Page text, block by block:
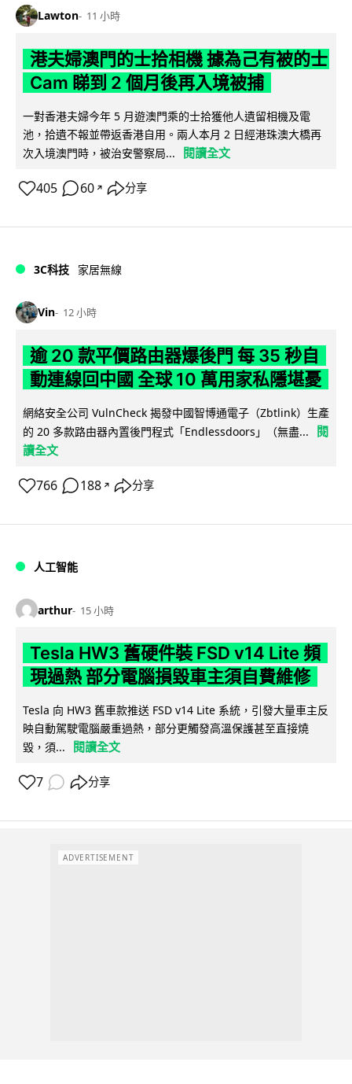
Lawton 11 小時
港夫婦澳門的士拾相機 據為己有被的士
Cam 睇到 2 個月後再入境被捕
一對香港夫婦今年 5 月遊澳門乘的士拾獲他人遺留相機及電
池，拾遺不報並帶返香港自用。兩人本月 2 日經港珠澳大橋再
次入境澳門時，被治安警察局...
閱讀全文
405 60 ↗ 分享
3C科技 家居無線
Vin 12 小時
逾 20 款平價路由器爆後門 每 35 秒自
動連線回中國 全球 10 萬用家私隱堪憂
網絡安全公司 VulnCheck 揭發中國智博通電子（Zbtlink）生產
的 20 多款路由器內置後門程式「Endlessdoors」（無盡...
閱
讀全文
766 188 ↗ 分享
人工智能
arthur 15 小時
Tesla HW3 舊硬件裝 FSD v14 Lite 頻
現過熱 部分電腦損毀車主須自費維修
Tesla 向 HW3 舊車款推送 FSD v14 Lite 系統，引發大量車主反
映自動駕駛電腦嚴重過熱，部分更觸發高溫保護甚至直接燒
毀，須...
閱讀全文
7 分享
ADVERTISEMENT